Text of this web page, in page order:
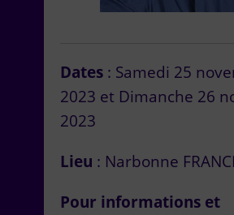
Dates : Samedi 25
2023 et Dimanche 26
2023
Lieu : Narbonne
Pour informations et